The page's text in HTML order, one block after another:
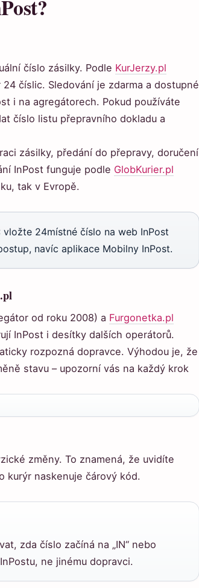
číslo zásilky. Podle KurJerzy.pl
číslic. Sledování je zdarma a dostupné
i na agregátorech. Pokud používáte
číslo listu přepravního dokladu a
zásilky, předání do přepravy, doručení
InPost funguje podle GlobKurier.pl
tak v Evropě.
vložte 24místné číslo na web InPost
navíc aplikace Mobilny InPost.
od roku 2008) a Furgonetka.pl
InPost i desítky dalších operátorů.
rozpozná dopravce. Výhodou je, že
stavu – upozorní vás na každý krok
změny. To znamená, že uvidíte
kurýr naskenuje čárový kód.
zda číslo začíná na „IN“ nebo
ne jinému dopravci.